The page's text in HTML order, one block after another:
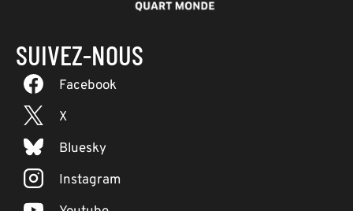
SUIVEZ-NOUS
Facebook
X
Bluesky
Instagram